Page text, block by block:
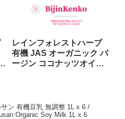
レインフォレストハーブ
有機 JAS オーガニック バ
ージン ココナッツオイル
ン 有機豆乳 無調整 1L x 6 /
Organic Soy Milk 1L x 6